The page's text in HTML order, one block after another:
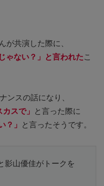
が共演した際に、
ゃない？」と言われたこ
ンスの話になり、
スで」
と言った際に
？」 と言ったそうです。
影山優佳がトークを